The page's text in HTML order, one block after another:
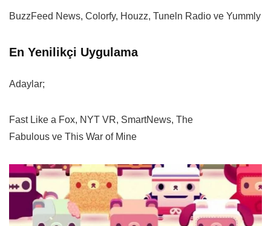
BuzzFeed News, Colorfy, Houzz, Tuneln Radio ve Yummly
En Yenilikçi Uygulama
Adaylar;
Fast Like a Fox, NYT VR, SmartNews, The
Fabulous ve This War of Mine